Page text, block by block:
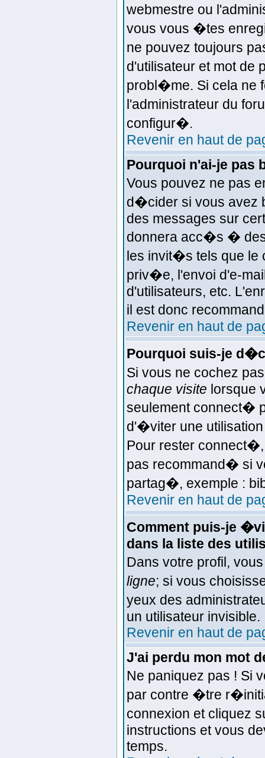
webmestre ou
vous vous �tes
ne pouvez toujours
d'utilisateur et mot
probl�me. Si cela ne
l'administrateur du
configur�.
Revenir en haut de
Pourquoi n'ai-je pas
Vous pouvez ne pas
d�cider si vous avez
des messages sur
donnera acc�s � des
les invit�s tels que le
priv�e, l'envoi d'e-
d'utilisateurs, etc.
il est donc
Revenir en haut de
Pourquoi suis-je
Si vous ne cochez
chaque visite lorsque
seulement connect�
d'�viter une
Pour rester
pas recommand� si
partag�, exemple :
Revenir en haut de
Comment puis-je
dans la liste des
Dans votre profil,
ligne; si vous
yeux des
un utilisateur invisible.
Revenir en haut de
J'ai perdu mon mot
Ne paniquez pas ! Si
par contre �tre
connexion et cliquez
instructions et vous
temps.